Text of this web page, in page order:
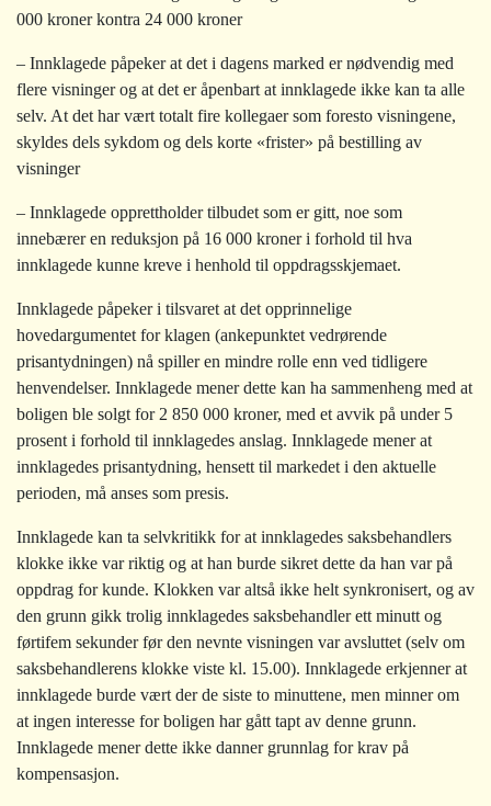
000 kroner kontra 24 000 kroner
– Innklagede påpeker at det i dagens marked er nødvendig med
flere visninger og at det er åpenbart at innklagede ikke kan ta alle
selv. At det har vært totalt fire kollegaer som foresto visningene,
skyldes dels sykdom og dels korte «frister» på bestilling av
visninger
– Innklagede opprettholder tilbudet som er gitt, noe som
innebærer en reduksjon på 16 000 kroner i forhold til hva
innklagede kunne kreve i henhold til oppdragsskjemaet.
Innklagede påpeker i tilsvaret at det opprinnelige
hovedargumentet for klagen (ankepunktet vedrørende
prisantydningen) nå spiller en mindre rolle enn ved tidligere
henvendelser. Innklagede mener dette kan ha sammenheng med at
boligen ble solgt for 2 850 000 kroner, med et avvik på under 5
prosent i forhold til innklagedes anslag. Innklagede mener at
innklagedes prisantydning, hensett til markedet i den aktuelle
perioden, må anses som presis.
Innklagede kan ta selvkritikk for at innklagedes saksbehandlers
klokke ikke var riktig og at han burde sikret dette da han var på
oppdrag for kunde. Klokken var altså ikke helt synkronisert, og av
den grunn gikk trolig innklagedes saksbehandler ett minutt og
førtifem sekunder før den nevnte visningen var avsluttet (selv om
saksbehandlerens klokke viste kl. 15.00). Innklagede erkjenner at
innklagede burde vært der de siste to minuttene, men minner om
at ingen interesse for boligen har gått tapt av denne grunn.
Innklagede mener dette ikke danner grunnlag for krav på
kompensasjon.